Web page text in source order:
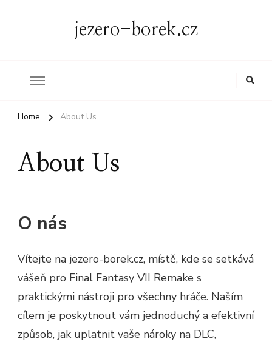
jezero-borek.cz
Home About Us
About Us
O nás
Vítejte na jezero-borek.cz, místě, kde se setkává
vášeň pro Final Fantasy VII Remake s
praktickými nástroji pro všechny hráče. Naším
cílem je poskytnout vám jednoduchý a efektivní
způsob, jak uplatnit vaše nároky na DLC,